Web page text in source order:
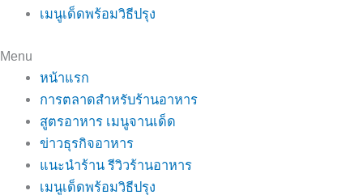
เมนูเด็ดพร้อมวิธีปรุง
Menu
หน้าแรก
การตลาดสำหรับร้านอาหาร
สูตรอาหาร เมนูจานเด็ด
ข่าวธุรกิจอาหาร
แนะนำร้าน รีวิวร้านอาหาร
เมนูเด็ดพร้อมวิธีปรุง